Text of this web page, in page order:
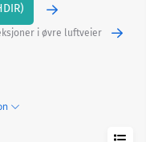
i øvre luftveier